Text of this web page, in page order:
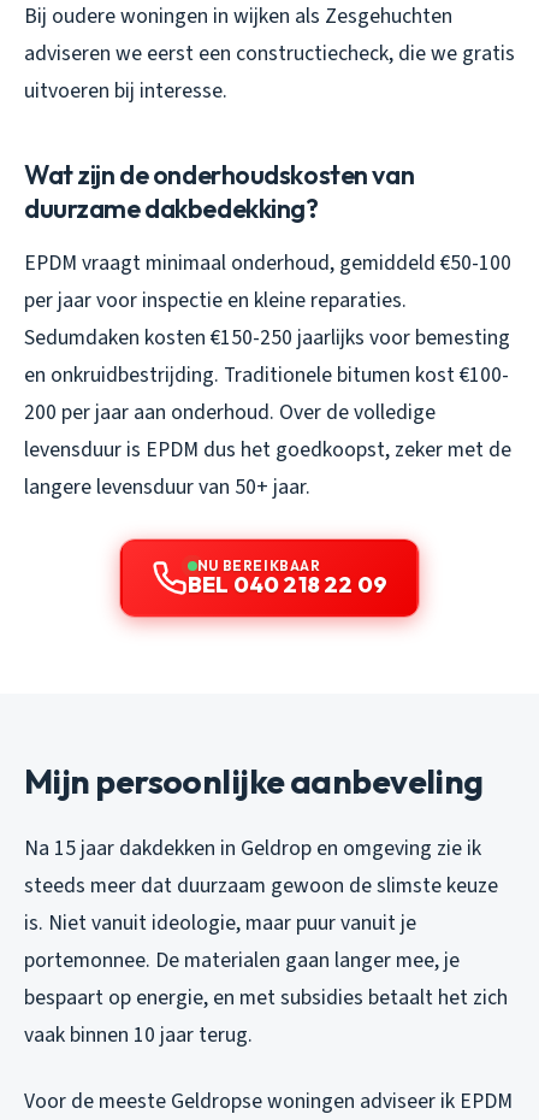
Bij oudere woningen in wijken als Zesgehuchten
adviseren we eerst een constructiecheck, die we gratis
uitvoeren bij interesse.
Wat zijn de onderhoudskosten van
duurzame dakbedekking?
EPDM vraagt minimaal onderhoud, gemiddeld €50-100
per jaar voor inspectie en kleine reparaties.
Sedumdaken kosten €150-250 jaarlijks voor bemesting
en onkruidbestrijding. Traditionele bitumen kost €100-
200 per jaar aan onderhoud. Over de volledige
levensduur is EPDM dus het goedkoopst, zeker met de
langere levensduur van 50+ jaar.
NU BEREIKBAAR
BEL 040 218 22 09
Mijn persoonlijke aanbeveling
Na 15 jaar dakdekken in Geldrop en omgeving zie ik
steeds meer dat duurzaam gewoon de slimste keuze
is. Niet vanuit ideologie, maar puur vanuit je
portemonnee. De materialen gaan langer mee, je
bespaart op energie, en met subsidies betaalt het zich
vaak binnen 10 jaar terug.
Voor de meeste Geldropse woningen adviseer ik EPDM